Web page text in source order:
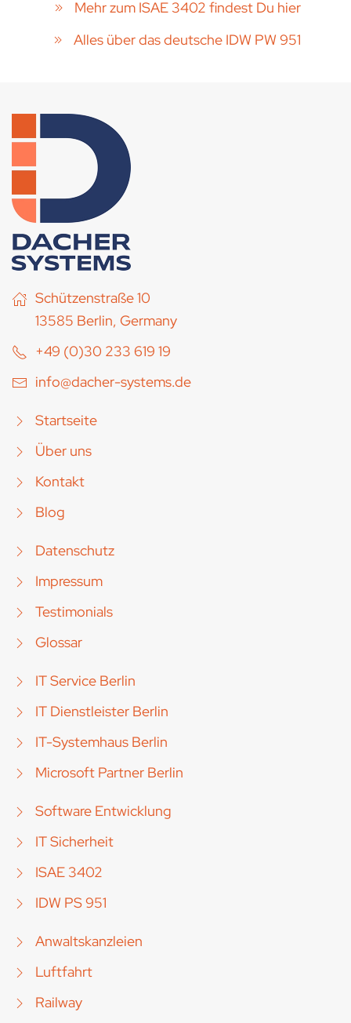
Mehr zum ISAE 3402 findest Du hier
Alles über das deutsche IDW PW 951
Schützenstraße 10
13585 Berlin, Germany
+49 (0)30 233 619 19
info@dacher-systems.de
Startseite
Über uns
Kontakt
Blog
Datenschutz
Impressum
Testimonials
Glossar
IT Service Berlin
IT Dienstleister Berlin
IT-Systemhaus Berlin
Microsoft Partner Berlin
Software Entwicklung
IT Sicherheit
ISAE 3402
IDW PS 951
Anwaltskanzleien
Luftfahrt
Railway